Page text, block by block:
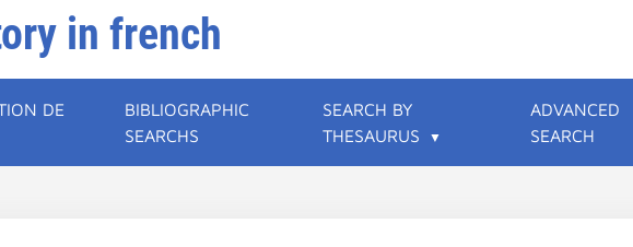
in french
DE
BIBLIOGRAPHIC
SEARCHS
SEARCH BY
THESAURUS
ADVANCED
SEARCH